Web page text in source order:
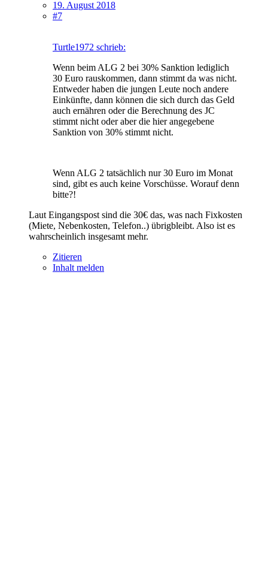
19. August 2018
#7
Turtle1972 schrieb:
Wenn beim ALG 2 bei 30% Sanktion lediglich
30 Euro rauskommen, dann stimmt da was nicht.
Entweder haben die jungen Leute noch andere
Einkünfte, dann können die sich durch das Geld
auch ernähren oder die Berechnung des JC
stimmt nicht oder aber die hier angegebene
Sanktion von 30% stimmt nicht.
Wenn ALG 2 tatsächlich nur 30 Euro im Monat
sind, gibt es auch keine Vorschüsse. Worauf denn
bitte?!
Laut Eingangspost sind die 30€ das, was nach Fixkosten
(Miete, Nebenkosten, Telefon..) übrigbleibt. Also ist es
wahrscheinlich insgesamt mehr.
Zitieren
Inhalt melden